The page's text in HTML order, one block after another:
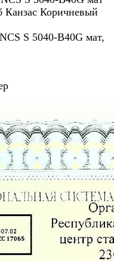
Коричневый
S 5040-B40G мат,